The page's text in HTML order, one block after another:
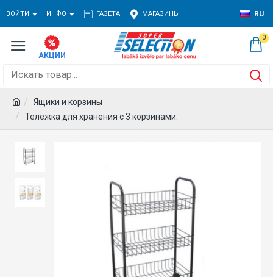
ВОЙТИ ИНФО ГАЗЕТА МАГАЗИНЫ RU
0
Ящики и корзины
Тележка для хранения с 3 корзинами.